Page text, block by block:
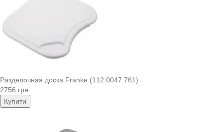
Разделочная доска Franke (112.0047.761)
2756 грн.
Купити